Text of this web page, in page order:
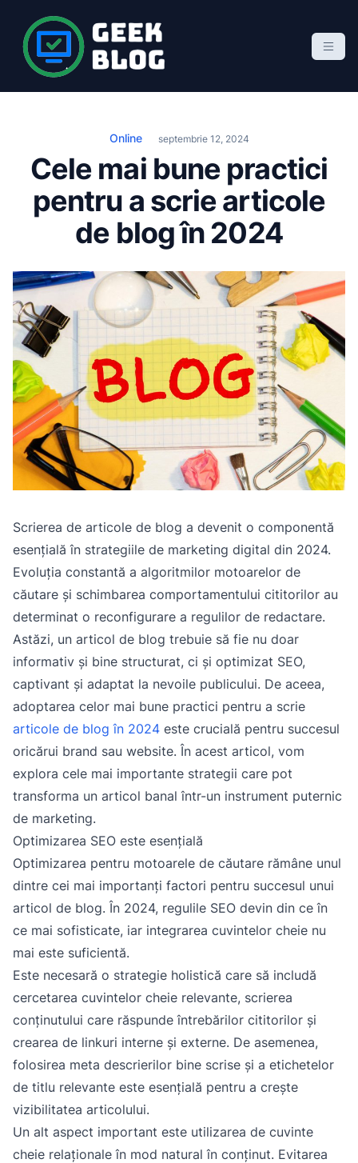
t Geek Blog
blog de marketing online
Online septembrie 12, 2024
Cele mai bune practici
pentru a scrie articole
de blog în 2024
Scrierea de articole de blog a devenit o componentă
esențială în strategiile de marketing digital din 2024.
Evoluția constantă a algoritmilor motoarelor de
căutare și schimbarea comportamentului cititorilor au
determinat o reconfigurare a regulilor de redactare.
Astăzi, un articol de blog trebuie să fie nu doar
informativ și bine structurat, ci și optimizat SEO,
captivant și adaptat la nevoile publicului. De aceea,
adoptarea celor mai bune practici pentru a scrie
articole de blog în 2024 este crucială pentru succesul
oricărui brand sau website. În acest articol, vom
explora cele mai importante strategii care pot
transforma un articol banal într-un instrument puternic
de marketing.
Optimizarea SEO este esențială
Optimizarea pentru motoarele de căutare rămâne unul
dintre cei mai importanți factori pentru succesul unui
articol de blog. În 2024, regulile SEO devin din ce în
ce mai sofisticate, iar integrarea cuvintelor cheie nu
mai este suficientă.
Este necesară o strategie holistică care să includă
cercetarea cuvintelor cheie relevante, scrierea
conținutului care răspunde întrebărilor cititorilor și
crearea de linkuri interne și externe. De asemenea,
folosirea meta descrierilor bine scrise și a etichetelor
de titlu relevante este esențială pentru a crește
vizibilitatea articolului.
Un alt aspect important este utilizarea de cuvinte
cheie relaționale în mod natural în conținut. Evitarea